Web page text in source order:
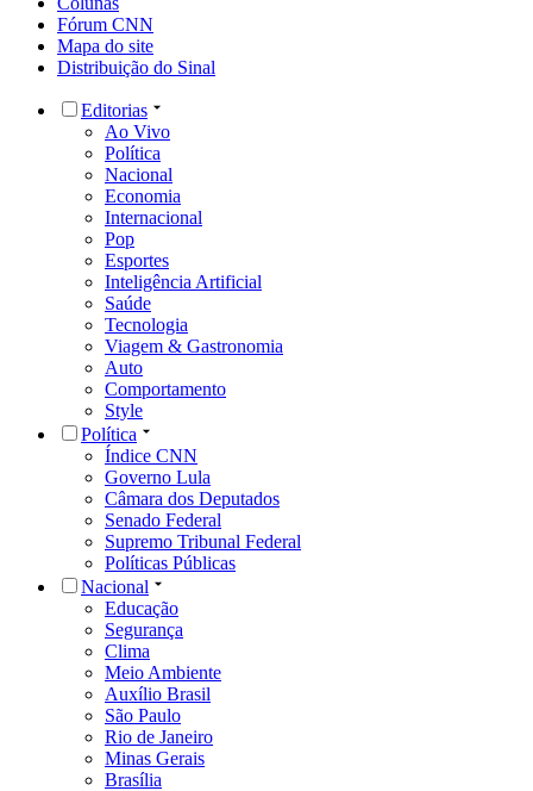
Fórum CNN
Mapa do site
Distribuição do Sinal
Editorias
Ao Vivo
Política
Nacional
Economia
Internacional
Pop
Esportes
Inteligência Artificial
Saúde
Tecnologia
Viagem & Gastronomia
Auto
Comportamento
Style
Política
Índice CNN
Governo Lula
Câmara dos Deputados
Senado Federal
Supremo Tribunal Federal
Políticas Públicas
Nacional
Educação
Segurança
Clima
Meio Ambiente
Auxílio Brasil
São Paulo
Rio de Janeiro
Minas Gerais
Brasília